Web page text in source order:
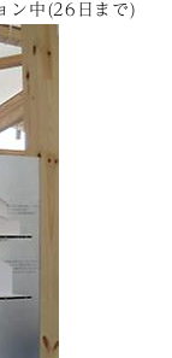
ン中(26日まで)